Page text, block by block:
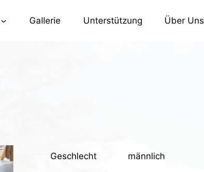
Gallerie Unterstützung Über Uns
Geschlecht männlich